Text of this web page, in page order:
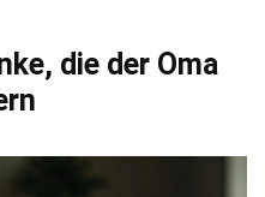
die der Oma